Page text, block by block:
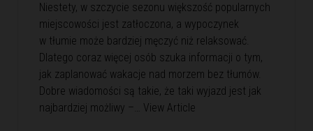
Niestety, w szczycie sezonu większość popularnych
miejscowości jest zatłoczona, a wypoczynek
w tłumie może bardziej męczyć niż relaksować.
Dlatego coraz więcej osób szuka informacji o tym,
jak zaplanować wakacje nad morzem bez tłumów.
Dobre wiadomości są takie, że taki wyjazd jest jak
najbardziej możliwy –… View Article